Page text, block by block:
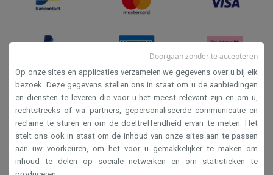
Verkoopsvoorwaarden
Privacy
Disclaimer
Cookies
Op onze sites en applicaties verzamelen we gegevens over u bij elk
bezoek. Deze gegevens stellen ons in staat om u de aanbiedingen
en diensten te leveren die voor u het meest relevant zijn en om u,
rechtstreeks of via partners, gepersonaliseerde communicatie en
reclame te sturen en om de doeltreffendheid ervan te meten. Het
stelt ons ook in staat om de inhoud van onze sites aan te passen
aan uw voorkeuren, om het voor u gemakkelijker te maken om
inhoud te delen op sociale netwerken en om statistieken te
Doorgaan zonder te accepteren